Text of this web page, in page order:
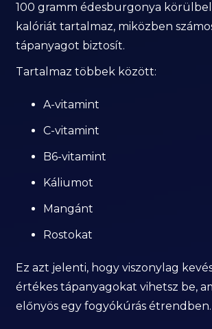
100 gramm édesburgonya
kalóriát tartalmaz, miközben
tápanyagot biztosít.
Tartalmaz többek között:
A-vitamint
C-vitamint
B6-vitamint
Káliumot
Mangánt
Rostokat
Ez azt jelenti, hogy viszonylag
értékes tápanyagokat vihetsz be,
előnyös egy fogyókúrás étrendben.